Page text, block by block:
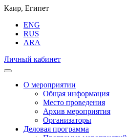
Каир, Египет
ENG
RUS
ARA
Личный кабинет
О мероприятии
Общая информация
Место проведения
Архив мероприятия
Организаторы
Деловая программа